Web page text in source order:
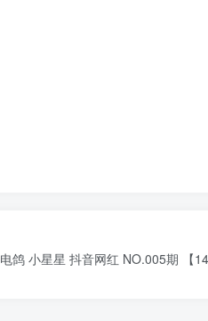
电鸽 小星星 抖音网红 NO.005期 【